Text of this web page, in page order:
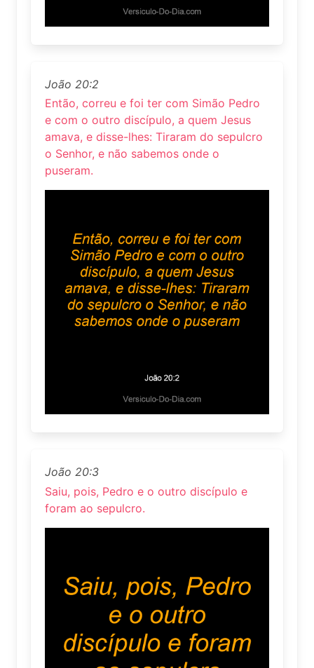
João 20:2
Então, correu e foi ter com Simão Pedro
e com o outro discípulo, a quem Jesus
amava, e disse-lhes: Tiraram do sepulcro
o Senhor, e não sabemos onde o
puseram.
João 20:3
Saiu, pois, Pedro e o outro discípulo e
foram ao sepulcro.